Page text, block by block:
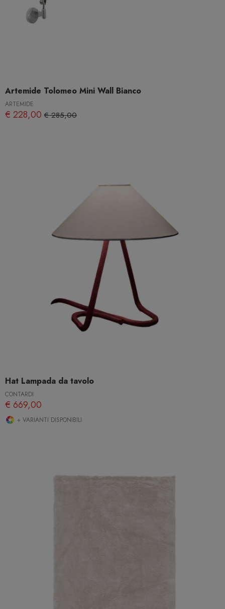
Artemide Tolomeo Mini Wall Bianco
ARTEMIDE
€ 228,00 € 285,00
Hat Lampada da tavolo
CONTARDI
€ 669,00
+ VARIANTI DISPONIBILI